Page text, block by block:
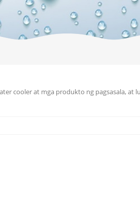
cooler at mga produkto ng pagsasala, at